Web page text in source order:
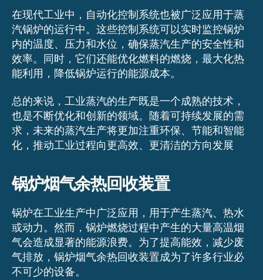
在现代工业中，自动化控制系统也被广泛应用于蒸
汽锅炉的运行中。这些控制系统可以实时监控锅炉
内的温度、压力和水位，确保蒸汽生产的安全性和
效率。同时，它们还能优化燃料的燃烧，最大化热
能利用，降低锅炉运行的能源成本。
总的来说，工业蒸汽的生产既是一个成熟的技术，
也是不断优化和创新的领域。随着可持续发展的需
求，未来的蒸汽生产将更加注重环保、节能和智能
化，推动工业过程向更高效、更清洁的方向发展
锅炉烟气余热回收装置
锅炉在工业生产中广泛应用，用于产生蒸汽、热水
或动力。然而，锅炉燃烧过程中产生的大量高温烟
气会造成显著的能源浪费。为了提高能效，减少废
气排放，锅炉烟气余热回收装置成为了许多行业必
不可少的设备。